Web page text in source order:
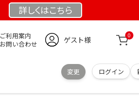
詳しくはこちら
ご利用案内
お問い合わせ
ゲスト様 0
変更 ログイン